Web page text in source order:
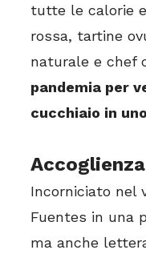
tutte le calorie
rossa, tartine
naturale e chef
pandemia per
cucchiaio in
Incorniciato nel
Fuentes in una
ma anche